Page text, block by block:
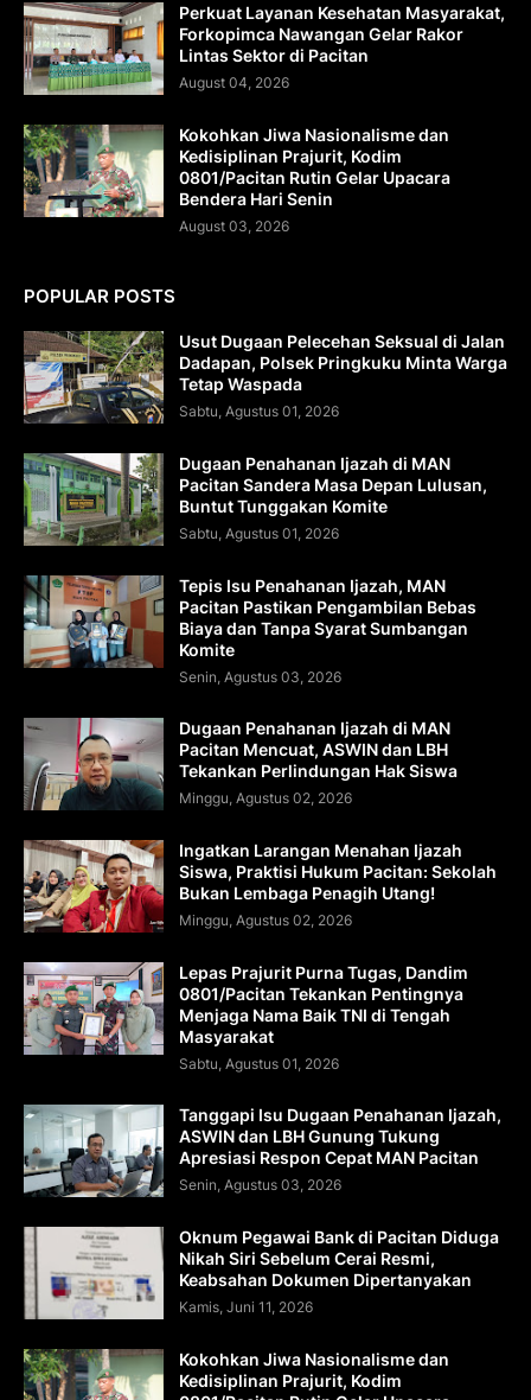
Perkuat Layanan Kesehatan Masyarakat,
Forkopimca Nawangan Gelar Rakor
Lintas Sektor di Pacitan
August 04, 2026
Kokohkan Jiwa Nasionalisme dan
Kedisiplinan Prajurit, Kodim
0801/Pacitan Rutin Gelar Upacara
Bendera Hari Senin
August 03, 2026
POPULAR POSTS
Usut Dugaan Pelecehan Seksual di Jalan
Dadapan, Polsek Pringkuku Minta Warga
Tetap Waspada
Sabtu, Agustus 01, 2026
Dugaan Penahanan Ijazah di MAN
Pacitan Sandera Masa Depan Lulusan,
Buntut Tunggakan Komite
Sabtu, Agustus 01, 2026
Tepis Isu Penahanan Ijazah, MAN
Pacitan Pastikan Pengambilan Bebas
Biaya dan Tanpa Syarat Sumbangan
Komite
Senin, Agustus 03, 2026
Dugaan Penahanan Ijazah di MAN
Pacitan Mencuat, ASWIN dan LBH
Tekankan Perlindungan Hak Siswa
Minggu, Agustus 02, 2026
Ingatkan Larangan Menahan Ijazah
Siswa, Praktisi Hukum Pacitan: Sekolah
Bukan Lembaga Penagih Utang!
Minggu, Agustus 02, 2026
Lepas Prajurit Purna Tugas, Dandim
0801/Pacitan Tekankan Pentingnya
Menjaga Nama Baik TNI di Tengah
Masyarakat
Sabtu, Agustus 01, 2026
Tanggapi Isu Dugaan Penahanan Ijazah,
ASWIN dan LBH Gunung Tukung
Apresiasi Respon Cepat MAN Pacitan
Senin, Agustus 03, 2026
Oknum Pegawai Bank di Pacitan Diduga
Nikah Siri Sebelum Cerai Resmi,
Keabsahan Dokumen Dipertanyakan
Kamis, Juni 11, 2026
Kokohkan Jiwa Nasionalisme dan
Kedisiplinan Prajurit, Kodim